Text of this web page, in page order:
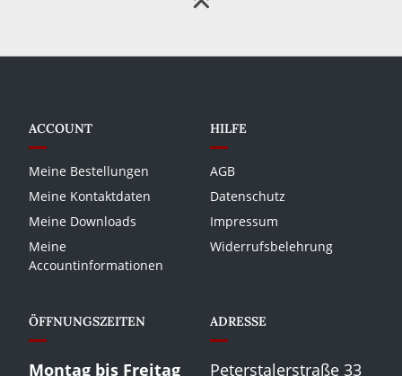
ACCOUNT
Meine Bestellungen
Meine Kontaktdaten
Meine Downloads
Meine
Accountinformationen
HILFE
AGB
Datenschutz
Impressum
Widerrufsbelehrung
ÖFFNUNGSZEITEN
Montag bis Freitag
ADRESSE
Peterstalerstraße 33